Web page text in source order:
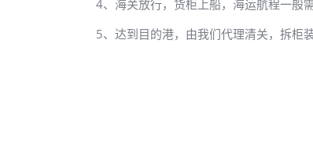
4、海关放行，货柜上船，海运航程一般
5、达到目的港，由我们代理清关，拆柜